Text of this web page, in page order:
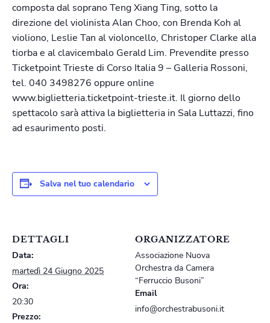
composta dal soprano Teng Xiang Ting, sotto la
direzione del violinista Alan Choo, con Brenda Koh al
violiono, Leslie Tan al violoncello, Christoper Clarke alla
tiorba e al clavicembalo Gerald Lim. Prevendite presso
Ticketpoint Trieste di Corso Italia 9 – Galleria Rossoni,
tel. 040 3498276 oppure online
www.biglietteria.ticketpoint-trieste.it. Il giorno dello
spettacolo sarà attiva la biglietteria in Sala Luttazzi, fino
ad esaurimento posti.
Salva nel tuo calendario
DETTAGLI
Data:
martedì 24 Giugno 2025
Ora:
20:30
Prezzo:
ORGANIZZATORE
Associazione Nuova
Orchestra da Camera
“Ferruccio Busoni”
Email
info@orchestrabusoni.it